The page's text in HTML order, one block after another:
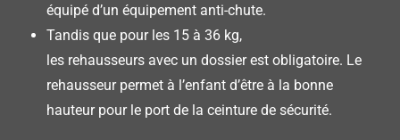
équipé d’un équipement anti-chute.
Tandis que pour les 15 à 36 kg,
les rehausseurs avec un dossier est obligatoire. Le
rehausseur permet à l’enfant d’être à la bonne
hauteur pour le port de la ceinture de sécurité.